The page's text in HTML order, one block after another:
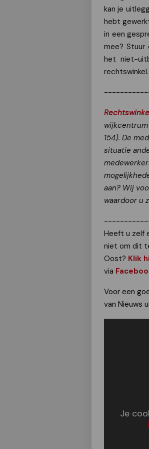
kan je
hebt
in een
mee? Stuur
het niet-
154). De
situatie
aan? Wij
waardoor u
Heeft u zelf
niet om dit
Oost? Klik
via
Voor een
van Nieuws
Je